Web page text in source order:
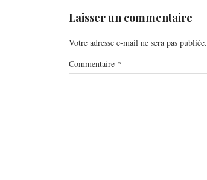
Laisser un commentaire
Votre adresse e-mail ne sera pas publiée.
Commentaire *